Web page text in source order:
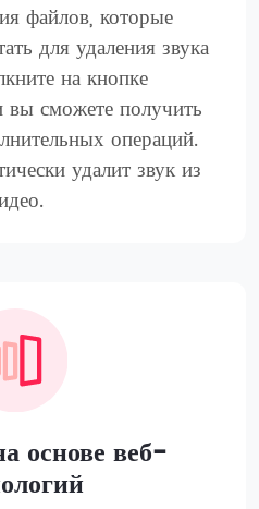
файлов, которые
для удаления звука
на кнопке
вы сможете получить
операций.
удалит звук из
основе веб-